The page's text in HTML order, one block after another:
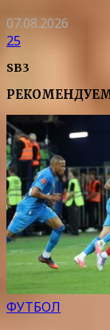
07.08.2026
25
SB3
ФУТБОЛ